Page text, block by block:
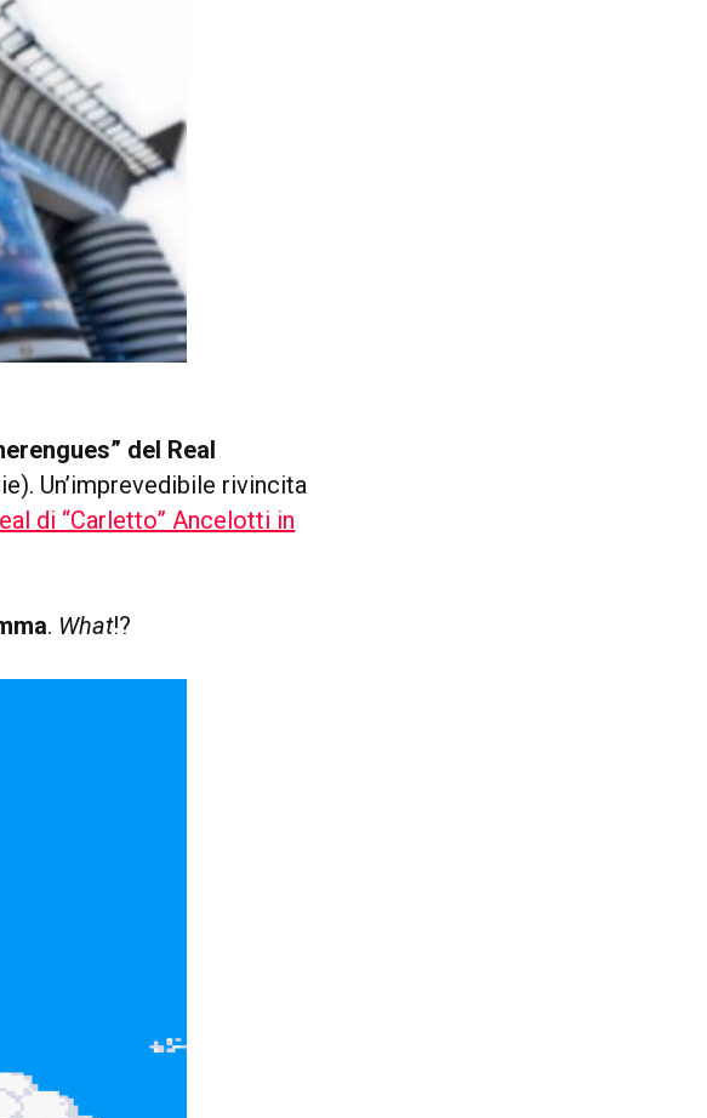
del Real
Un’imprevedibile rivincita
di “Carletto” Ancelotti in
. What!?